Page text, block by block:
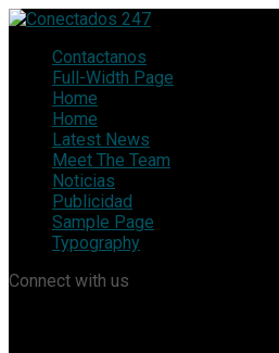
Contactanos
Full-Width Page
Home
Home
Latest News
Meet The Team
Noticias
Publicidad
Sample Page
Typography
Connect with us